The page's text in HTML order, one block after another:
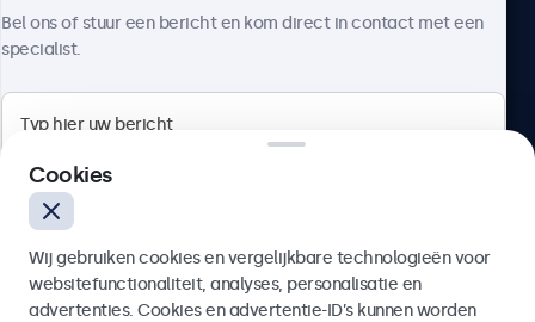
4.8/5 door 5000+ bedrijven
Nederlands
Bel ons of stuur een bericht en kom direct in contact met een
specialist.
Cookies
Wij gebruiken cookies en vergelijkbare technologieën voor
websitefunctionaliteit, analyses, personalisatie en
advertenties. Cookies en advertentie-ID’s kunnen worden